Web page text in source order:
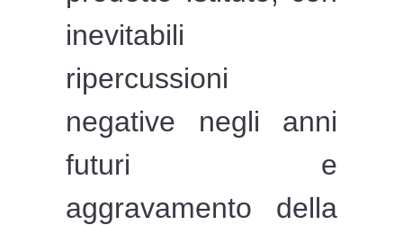
inevitabili
ripercussioni
negative negli anni
futuri e
aggravamento della